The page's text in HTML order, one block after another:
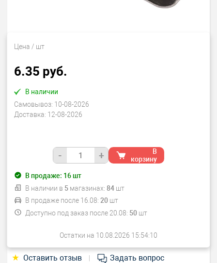
Цена / шт
6.35 руб.
В наличии
Самовывоз: 10-08-2026
Доставка: 12-08-2026
- +
В
корзину
В продаже: 16шт
В наличии в 5 магазинах: 84шт
В продаже после 16.08: 20шт
Доступно под заказ после 20.08: 50шт
Остатки на 10.08.2026 15:54:10
★ Оставить отзыв Задать вопрос